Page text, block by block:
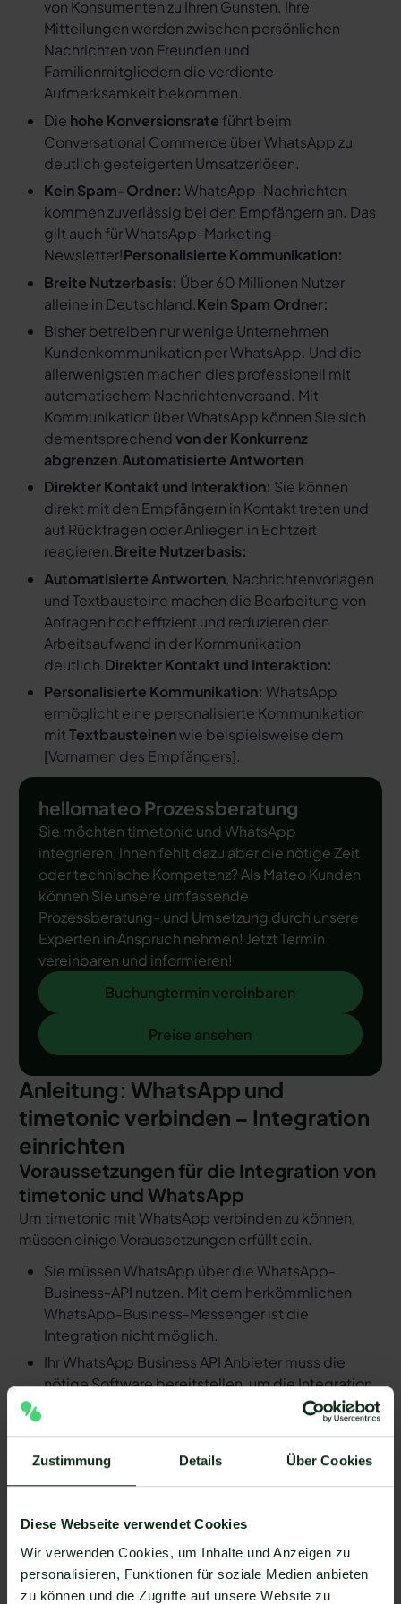
Zustimmung Details Über Cookies
Diese Webseite verwendet Cookies
Wir verwenden Cookies, um Inhalte und Anzeigen zu
personalisieren, Funktionen für soziale Medien anbieten
zu können und die Zugriffe auf unsere Website zu
von Konsumenten zu Ihren Gunsten. Ihre
Mitteilungen werden zwischen persönlichen
Nachrichten von Freunden und
Familienmitgliedern die verdiente
Aufmerksamkeit bekommen.
Die hohe Konversionsrate führt beim
Conversational Commerce über WhatsApp zu
deutlich gesteigerten Umsatzerlösen.
Kein Spam-Ordner: WhatsApp-Nachrichten
kommen zuverlässig bei den Empfängern an. Das
gilt auch für WhatsApp-Marketing-
Newsletter!Personalisierte Kommunikation:
Breite Nutzerbasis: Über 60 Millionen Nutzer
alleine in Deutschland.Kein Spam Ordner:
Bisher betreiben nur wenige Unternehmen
Kundenkommunikation per WhatsApp. Und die
allerwenigsten machen dies professionell mit
automatischem Nachrichtenversand. Mit
Kommunikation über WhatsApp können Sie sich
dementsprechendvon der Konkurrenz
abgrenzen.Automatisierte Antworten
Direkter Kontakt und Interaktion: Sie können
direkt mit den Empfängern in Kontakt treten und
auf Rückfragen oder Anliegen in Echtzeit
reagieren.Breite Nutzerbasis:
Automatisierte Antworten, Nachrichtenvorlagen
und Textbausteine machen die Bearbeitung von
Anfragen hocheffizient und reduzieren den
Arbeitsaufwand in der Kommunikation
deutlich.Direkter Kontakt und Interaktion:
Personalisierte Kommunikation: WhatsApp
ermöglicht eine personalisierte Kommunikation
mitTextbausteinenwie beispielsweise dem
[Vornamen des Empfängers].
hellomateo Prozessberatung
Sie möchten timetonic und WhatsApp
integrieren, Ihnen fehlt dazu aber die nötige Zeit
oder technische Kompetenz? Als Mateo Kunden
können Sie unsere umfassende
Prozessberatung- und Umsetzung durch unsere
Experten in Anspruch nehmen! Jetzt Termin
vereinbaren und informieren!
Buchungtermin vereinbaren
Buchungtermin vereinbaren
Preise ansehen
Preise ansehen
Anleitung: WhatsApp und
timetonic verbinden – Integration
einrichten
Voraussetzungen für die Integration von
timetonic und WhatsApp
Um timetonic mit WhatsApp verbinden zu können,
müssen einige Voraussetzungen erfüllt sein.
Sie müssen WhatsApp über die WhatsApp-
Business-API nutzen. Mit dem herkömmlichen
WhatsApp-Business-Messenger ist die
Integration nicht möglich.
Ihr WhatsApp Business API Anbieter muss die
nötige Software bereitstellen, um die Integration
zu ermöglichen. Längst nicht alle Anbieter der
WhatsApp API sind in der Lage, eine Integration
von timetonic und WhatsApp zu ermöglichen. Mit
Mateo stehen Ihnen dank der Zapier Integration
über 6.000 Apps zur Verfügung, die Sie mit
natürlich auch timetonic !
Da der Einrichtungsprozess der Integration je nach
dem Anbieter der WhatsApp API Schnittstelle